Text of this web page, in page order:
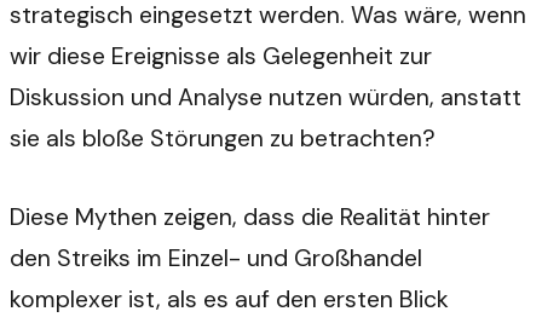
strategisch eingesetzt werden. Was wäre, wenn
wir diese Ereignisse als Gelegenheit zur
Diskussion und Analyse nutzen würden, anstatt
sie als bloße Störungen zu betrachten?
Diese Mythen zeigen, dass die Realität hinter
den Streiks im Einzel- und Großhandel
komplexer ist, als es auf den ersten Blick